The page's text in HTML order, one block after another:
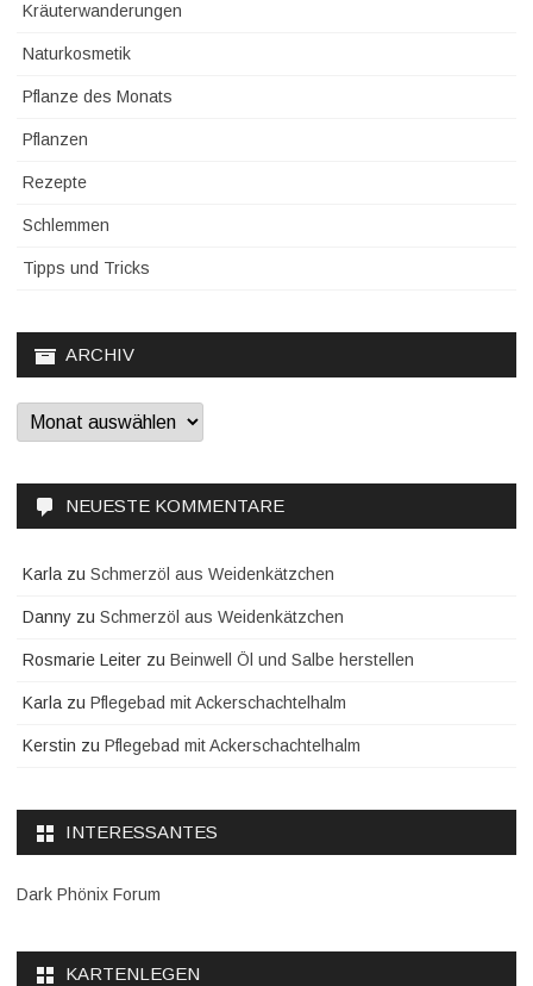
Kräuterwanderungen
Naturkosmetik
Pflanze des Monats
Pflanzen
Rezepte
Schlemmen
Tipps und Tricks
ARCHIV
Archiv
NEUESTE KOMMENTARE
Karlazu Schmerzöl aus Weidenkätzchen
Danny zu Schmerzöl aus Weidenkätzchen
Rosmarie Leiter zu Beinwell Öl und Salbe herstellen
Karlazu Pflegebad mit Ackerschachtelhalm
Kerstin zu Pflegebad mit Ackerschachtelhalm
INTERESSANTES
Dark Phönix Forum
KARTENLEGEN